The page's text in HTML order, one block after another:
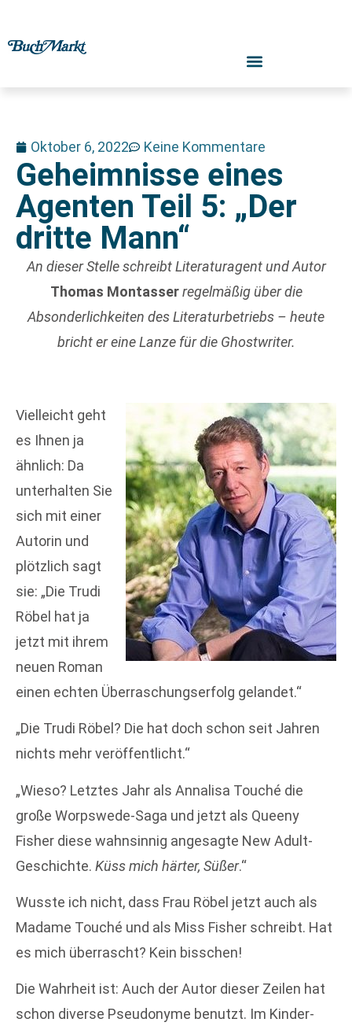
Oktober 6, 2022 Keine Kommentare
Geheimnisse eines
Agenten Teil 5: „Der
dritte Mann“
An dieser Stelle schreibt Literaturagent und Autor
Thomas Montasserregelmäßig über die
Absonderlichkeiten des Literaturbetriebs – heute
bricht er eine Lanze für die Ghostwriter.
Vielleicht geht
es Ihnen ja
ähnlich: Da
unterhalten Sie
sich mit einer
Autorin und
plötzlich sagt
sie: „Die Trudi
Röbel hat ja
jetzt mit ihrem
neuen Roman
einen echten Überraschungserfolg gelandet.“
„Die Trudi Röbel? Die hat doch schon seit Jahren
nichts mehr veröffentlicht.“
„Wieso? Letztes Jahr als Annalisa Touché die
große Worpswede-Saga und jetzt als Queeny
Fisher diese wahnsinnig angesagte New Adult-
Geschichte. Küss mich härter, Süßer.“
Wusste ich nicht, dass Frau Röbel jetzt auch als
Madame Touché und als Miss Fisher schreibt. Hat
es mich überrascht? Kein bisschen!
Die Wahrheit ist: Auch der Autor dieser Zeilen hat
schon diverse Pseudonyme benutzt. Im Kinder-